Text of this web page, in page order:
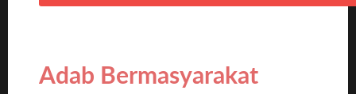
Adab Bermasyarakat